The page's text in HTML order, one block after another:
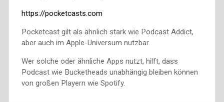
https://pocketcasts.com
Pocketcast gilt als ähnlich stark wie Podcast Addict,
aber auch im Apple-Universum nutzbar.
Wer solche oder ähnliche Apps nutzt, hilft, dass
Podcast wie Bucketheads unabhängig bleiben können
von großen Playern wie Spotify.